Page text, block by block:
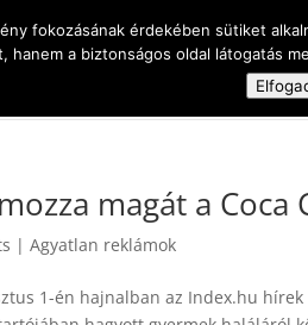
Magamról
magát a Coca
|Agyatlan reklámok
1-én hajnalban az Index.hu
fokozásának érdekében sütiket
hanem a biztonságos oldal látogatás